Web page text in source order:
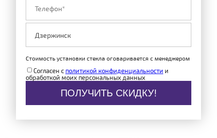
Стоимость установки стекла оговаривается с менеджером
Согласен с политикой конфиденциальности и
обработкой моих персональных данных
ПОЛУЧИТЬ СКИДКУ!